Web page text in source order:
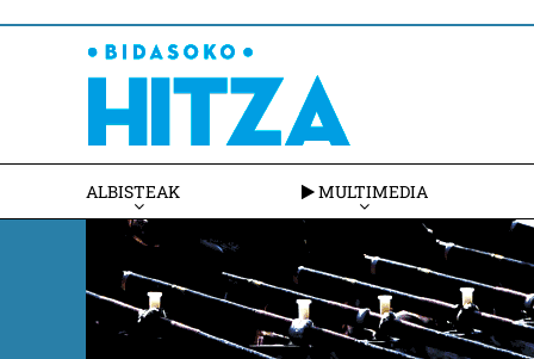
ALBISTEAK MULTIMEDIA